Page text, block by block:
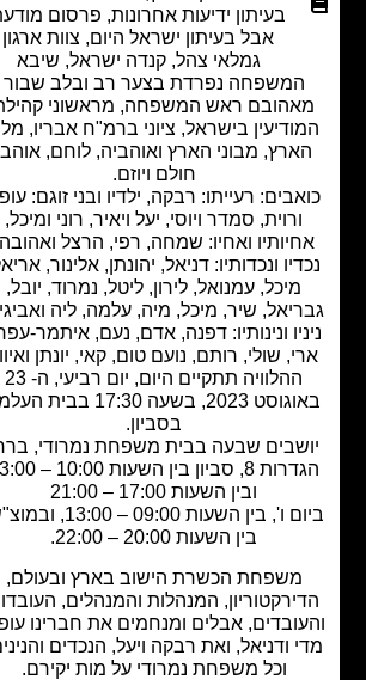
בעיתון ידיעות אחרונות,פרסום מודעת
אבל בעיתון ישראל היום,צוות ארגון
גמלאי צהל,קנדה ישראל, שיבא
המשפחה נפרדת בצער רב ובלב שבור
ראש המשפחה, מראשוני קהילת
בישראל, ציוני ברמ"ח אבריו, מלח
מבוני הארץ ואוהביה, לוחם, אוהב,
חולם ויוזם.
רעייתו: רבקה, ילדיו ובני זוגם: עופר
ורוית, סמדר ויוסי, יעל ויאיר, רוני ומיכל,
ואחיו: שמחה, רפי, הרצל ואהובה,
ונכדותיו: דניאל, יהונתן, אלינור, אריאל,
מיכל, עמנואל, לירון, ליטל, נמרוד, יובל,
שיר, מיכל, מיה, עלמה, ליה ואביגיל,
ונינותיו: דפנה, אדם, נעם, איתמר-עפרי,
שולי, רותם, נועם טום, קאי, יונתן ואיווי.
ההלוויה תתקיים היום, יום רביעי, ה- 23
באוגוסט 2023, בשעה 17:30 בבית העלמין
שבעה בבית משפחת נמרודי, ברח'
הגדרות 8, סביון בין השעות 10:00 – 13:00
ובין השעות 17:00 – 21:00
ביום ו', בין השעות 09:00 – 13:00, ובמוצ"ש,
בין השעות 20:00 – 22:00.
משפחת הכשרת הישוב בארץ ובעולם,
המנהלות והמנהלים, העובדות
אבלים ומנחמים את חברינו עופר,
ודניאל, ואת רבקה ויעל, הנכדים והנינים,
וכל משפחת נמרודי על מות יקירם.